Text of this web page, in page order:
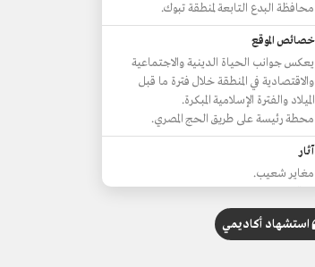
محافظة البدع التابعة لمنطقة تبوك.
خصائص الموقع
يعكس جوانب الحياة الدينية والاجتماعية
والاقتصادية في المنطقة خلال فترة ما قبل
الميلاد والفترة الإسلامية المبكرة.
محطة رئيسة على طريق الحج المصري.
آثار
مغاير شعيب.
الملقطة.
بئر السعيدني.
استشهاد أكاديمي